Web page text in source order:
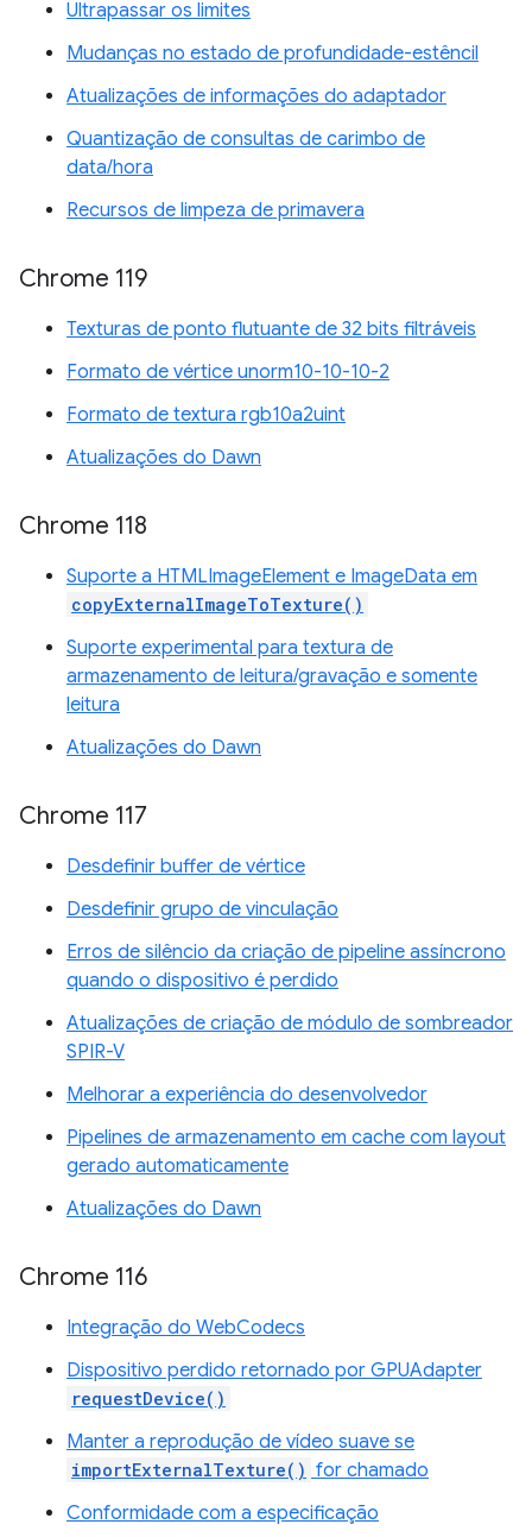
Ultrapassar os limites
Mudanças no estado de profundidade-estêncil
Atualizações de informações do adaptador
Quantização de consultas de carimbo de
data/hora
Recursos de limpeza de primavera
Chrome 119
Texturas de ponto flutuante de 32 bits filtráveis
Formato de vértice unorm10-10-10-2
Formato de textura rgb10a2uint
Atualizações do Dawn
Chrome 118
Suporte a HTMLImageElement e ImageData em
copyExternalImageToTexture()
Suporte experimental para textura de
armazenamento de leitura/gravação e somente
leitura
Atualizações do Dawn
Chrome 117
Desdefinir buffer de vértice
Desdefinir grupo de vinculação
Erros de silêncio da criação de pipeline assíncrono
quando o dispositivo é perdido
Atualizações de criação de módulo de sombreador
SPIR-V
Melhorar a experiência do desenvolvedor
Pipelines de armazenamento em cache com layout
gerado automaticamente
Atualizações do Dawn
Chrome 116
Integração do WebCodecs
Dispositivo perdido retornado por GPUAdapter
requestDevice()
Manter a reprodução de vídeo suave se
importExternalTexture() for chamado
Conformidade com a especificação